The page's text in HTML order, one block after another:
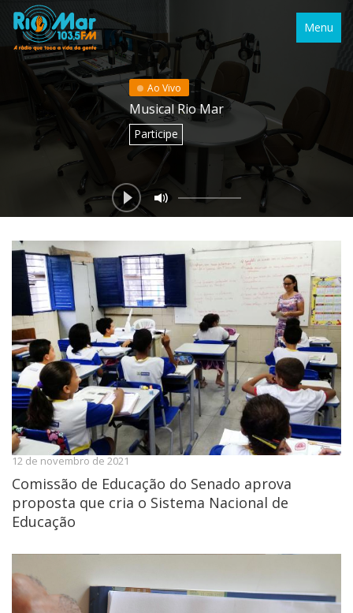
Menu
Ao Vivo
Musical Rio Mar
Participe
12 de novembro de 2021
Comissão de Educação do Senado aprova
proposta que cria o Sistema Nacional de
Educação